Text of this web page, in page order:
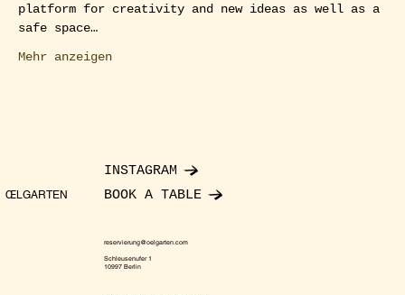
platform for creativity and new ideas as well as a
safe space…
Mehr anzeigen
ŒLGARTEN
INSTAGRAM
BOOK A TABLE
reservierung@oelgarten.com
Schleusenufer 1
10997 Berlin